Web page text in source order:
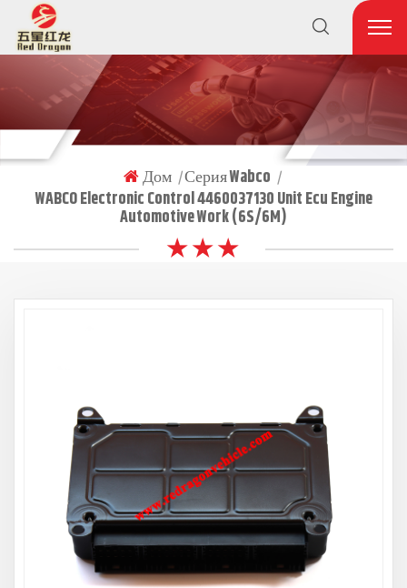
Дом | Серия Wabco |
WABCO Electronic Control 4460037130 Unit Ecu Engine
Automotive Work (6S/6M)
★ ★ ★